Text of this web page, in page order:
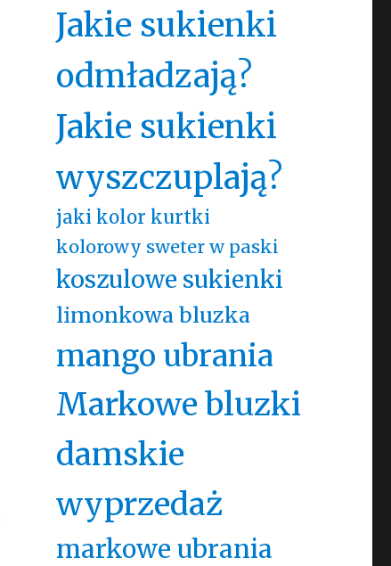
Jakie sukienki
odmładzają?
Jakie sukienki
wyszczuplają?
jaki kolor kurtki
kolorowy sweter w paski
koszulowe sukienki
limonkowa bluzka
mango ubrania
Markowe bluzki
damskie
wyprzedaż
markowe ubrania